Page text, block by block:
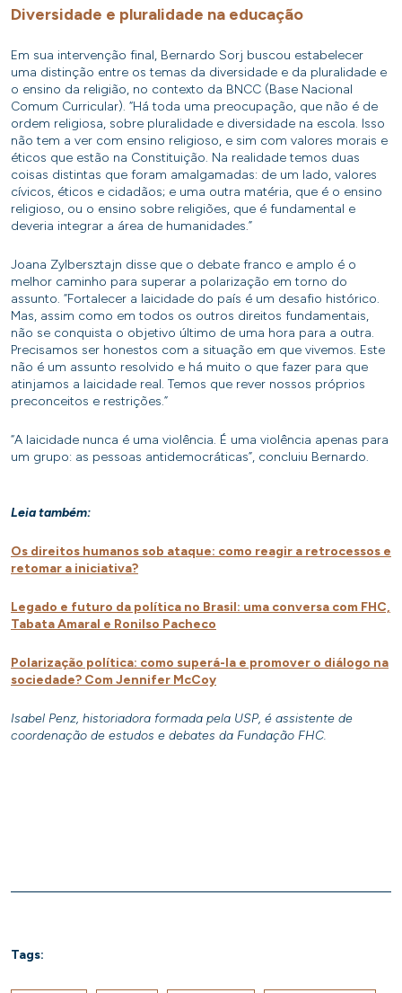
Diversidade e pluralidade na educação
Em sua intervenção final, Bernardo Sorj buscou estabelecer
uma distinção entre os temas da diversidade e da pluralidade e
o ensino da religião, no contexto da BNCC (Base Nacional
Comum Curricular). “Há toda uma preocupação, que não é de
ordem religiosa, sobre pluralidade e diversidade na escola. Isso
não tem a ver com ensino religioso, e sim com valores morais e
éticos que estão na Constituição. Na realidade temos duas
coisas distintas que foram amalgamadas: de um lado, valores
cívicos, éticos e cidadãos; e uma outra matéria, que é o ensino
religioso, ou o ensino sobre religiões, que é fundamental e
deveria integrar a área de humanidades.”
Joana Zylbersztajn disse que o debate franco e amplo é o
melhor caminho para superar a polarização em torno do
assunto. “Fortalecer a laicidade do país é um desafio histórico.
Mas, assim como em todos os outros direitos fundamentais,
não se conquista o objetivo último de uma hora para a outra.
Precisamos ser honestos com a situação em que vivemos. Este
não é um assunto resolvido e há muito o que fazer para que
atinjamos a laicidade real. Temos que rever nossos próprios
preconceitos e restrições.”
“A laicidade nunca é uma violência. É uma violência apenas para
um grupo: as pessoas antidemocráticas”, concluiu Bernardo.
Leia também:
Os direitos humanos sob ataque: como reagir a retrocessos e
retomar a iniciativa?
Legado e futuro da política no Brasil: uma conversa com FHC,
Tabata Amaral e Ronilso Pacheco
Polarização política: como superá-la e promover o diálogo na
sociedade? Com Jennifer McCoy
Isabel Penz, historiadora formada pela USP, é assistente de
coordenação de estudos e debates da Fundação FHC.
Tags: